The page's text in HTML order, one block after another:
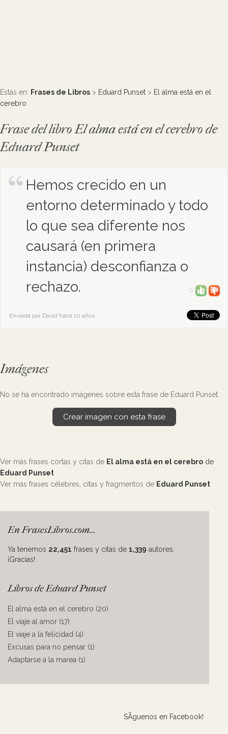
Estás en: Frases de Libros > Eduard Punset > El alma está en el
cerebro
Frase del libro El alma está en el cerebro de
Eduard Punset
Hemos crecido en un
entorno determinado y todo
lo que sea diferente nos
causará (en primera
instancia) desconfianza o
rechazo.
0
Enviada por David hace 10 años
Imágenes
No se ha encontrado imágenes sobre esta frase de Eduard Punset.
Crear imagen con esta frase
Ver más frases cortas y citas de El alma está en el cerebro de
Eduard Punset
Ver más frases célebres, citas y fragmentos de Eduard Punset
En FrasesLibros.com...
Ya tenemos 22,451 frases y citas de 1,339 autores.
¡Gracias!
Libros de Eduard Punset
El alma está en el cerebro (20)
El viaje al amor (17)
El viaje a la felicidad (4)
Excusas para no pensar (1)
Adaptarse a la marea (1)
SÃ­guenos en Facebook!